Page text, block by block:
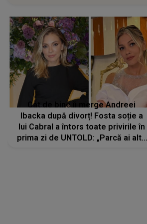
Cât de bine îi merge Andreei
Ibacka după divorț! Fosta soție a
lui Cabral a întors toate privirile în
prima zi de UNTOLD: „Parcă ai altă